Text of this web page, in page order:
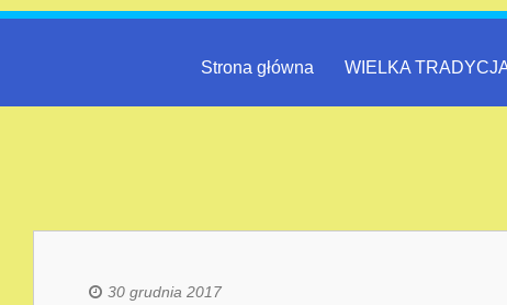
Strona główna WIELKA
30 grudnia 2017